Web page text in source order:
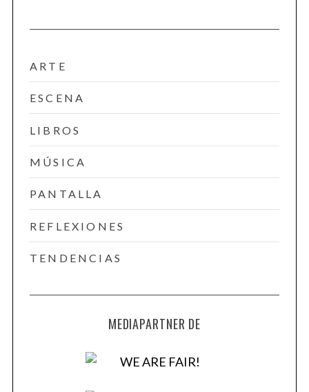
ARTE
ESCENA
LIBROS
MÚSICA
PANTALLA
REFLEXIONES
TENDENCIAS
MEDIAPARTNER DE